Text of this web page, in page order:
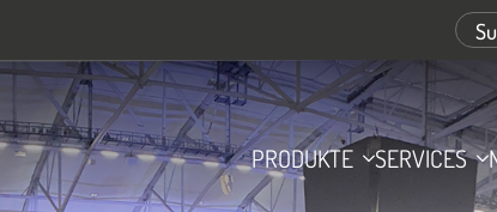
PRODUKTE SERVICES